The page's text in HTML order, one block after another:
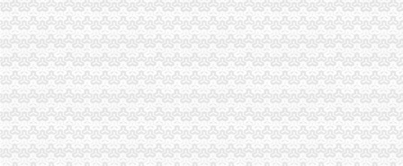
市重庆免费注册公司工商局积极筹建广告监测中心
黔江区工商分局“四抓”重庆一元注册公司营造农村放心消费环境
巴南区工商分局重庆一元注册公司大力实施品牌战略
南川工商局一元注册公司取缔4户非法小纸厂
璧山工商局重庆一元注册公司查获一起伪造质量标志案
市一元注册公司流程局建立广告监管六项新制度
巴南区工商分局重庆一元注册公司四项措施服务城镇化建设
忠县工商局1元注册公司全力防控禽流感